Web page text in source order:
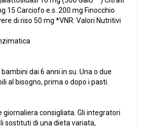
15 Carciofo e.s. 200 mg Finocchio
di riso 50 mg *VNR: Valori Nutritivi
dai 6 anni in su. Una o due
al bisogno, prima o dopo i pasti.
giornaliera consigliata. Gli integratori
sostituti di una dieta variata,